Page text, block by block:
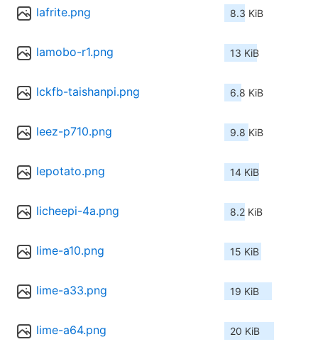
lafrite.png 8.3 KiB
lamobo-r1.png 13 KiB
lckfb-taishanpi.png 6.8 KiB
leez-p710.png 9.8 KiB
lepotato.png 14 KiB
licheepi-4a.png 8.2 KiB
lime-a10.png 15 KiB
lime-a33.png 19 KiB
lime-a64.png 20 KiB